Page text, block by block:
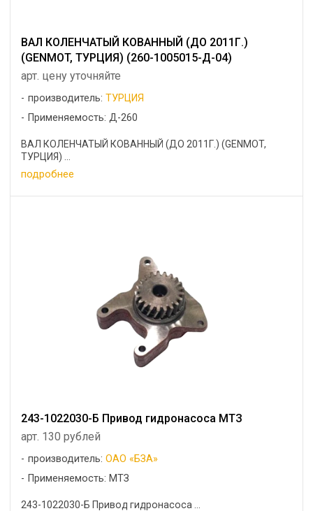
ВАЛ КОЛЕНЧАТЫЙ КОВАННЫЙ (ДО 2011Г.)
(GENMOT, ТУРЦИЯ) (260-1005015-Д-04)
арт. цену уточняйте
производитель:ТУРЦИЯ
Применяемость: Д-260
ВАЛ КОЛЕНЧАТЫЙ КОВАННЫЙ (ДО 2011Г.) (GENMOT,
ТУРЦИЯ) ...
подробнее
243-1022030-Б Привод гидронасоса МТЗ
арт. 130 рублей
производитель:ОАО «БЗА»
Применяемость: МТЗ
243-1022030-Б Привод гидронасоса ...